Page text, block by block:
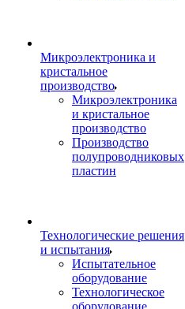
Микроэлектроника и
кристальное
производство
Микроэлектроника
и кристальное
производство
Производство
полупроводниковых
пластин
Технологические решения
и испытания
Испытательное
оборудование
Технологическое
оборудование